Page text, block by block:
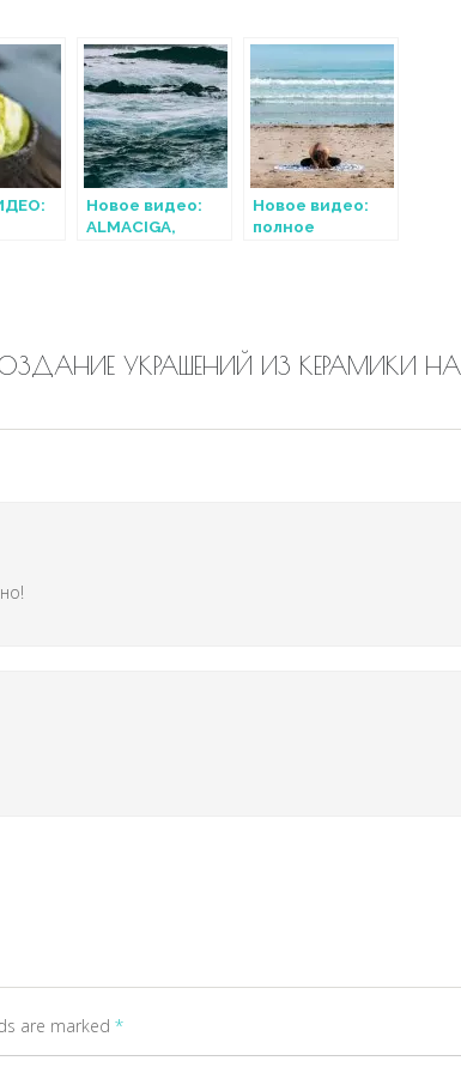
Новое видео:
ALMACIGA,
Новое видео:
полное
УКРАШЕНИЙ ИЗ КЕРАМИКИ НА
are marked *